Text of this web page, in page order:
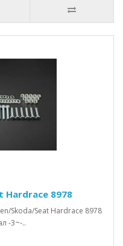
Hardrace 8978
Skoda/Seat Hardrace 8978
-3~-..